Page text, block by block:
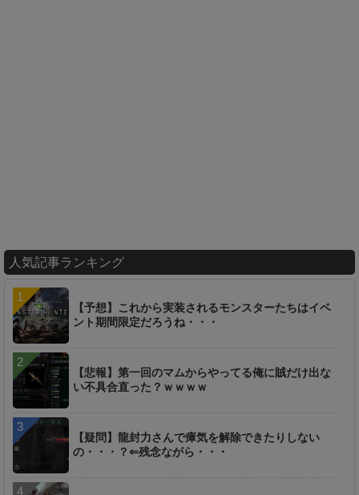
人気記事ランキング
【予想】これから実装されるモンスターたちはイベ
ント期間限定だろうね・・・
【悲報】第一回のマムからやってる俺に賊だけ出な
い不具合直った？ｗｗｗｗ
【疑問】龍封力さんで瘴気を解除できたりしない
の・・・？⇐残念ながら・・・